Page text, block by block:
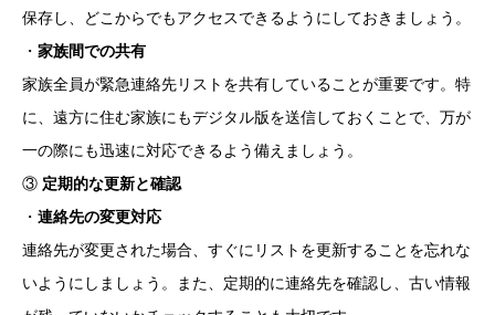
保存し、どこからでもアクセスできるようにしておきましょう。
・ 家族間での共有
家族全員が緊急連絡先リストを共有していることが重要です。特
に、遠方に住む家族にもデジタル版を送信しておくことで、万が
一の際にも迅速に対応できるよう備えましょう。
③ 定期的な更新と確認
・ 連絡先の変更対応
連絡先が変更された場合、すぐにリストを更新することを忘れな
いようにしましょう。また、定期的に連絡先を確認し、古い情報